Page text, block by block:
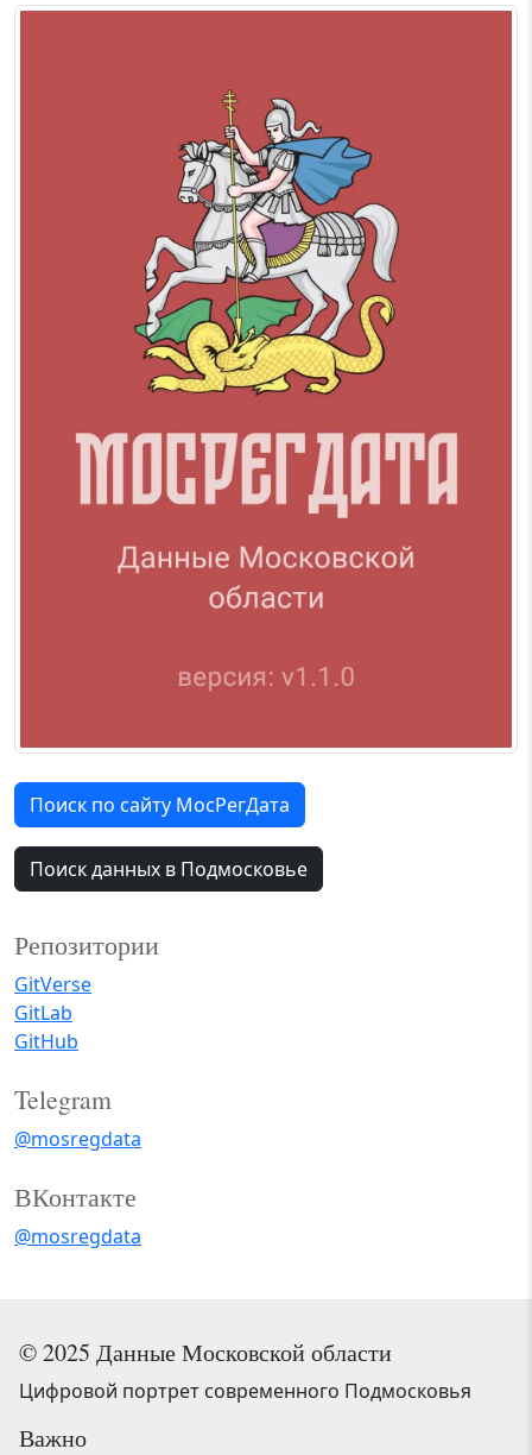
Поиск по сайту МосРегДата
Поиск данных в Подмосковье
Репозитории
GitVerse
GitLab
GitHub
Telegram
@mosregdata
ВКонтакте
@mosregdata
© 2025 Данные Московской области
Цифровой портрет современного Подмосковья
Важно